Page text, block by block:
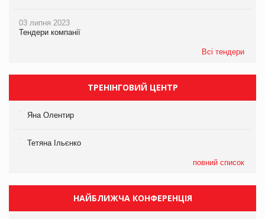
03 липня 2023
Тендери компанії
Всі тендери
ТРЕНІНГОВИЙ ЦЕНТР
Яна Олентир
Тетяна Ільєнко
повний список
НАЙБЛИЖЧА КОНФЕРЕНЦІЯ